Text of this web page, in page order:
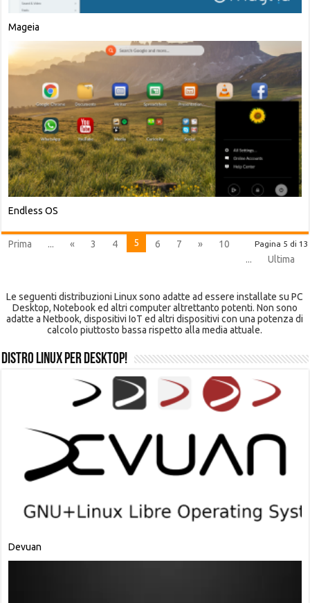
Mageia
Endless OS
Pagina 5 di 13
Prima ... « 3 4 5 6 7 »
10
...
Ultima
Le seguenti distribuzioni Linux sono adatte ad essere installate su PC
Desktop, Notebook ed altri computer altrettanto potenti. Non sono
adatte a Netbook, dispositivi IoT ed altri dispositivi con una potenza di
calcolo piuttosto bassa rispetto alla media attuale.
Distro Linux per Desktop!
MakuluLinux